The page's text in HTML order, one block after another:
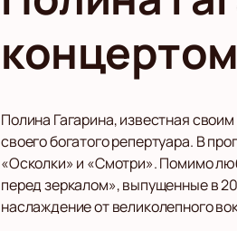
Полина Гагарина, известная
своего богатого репертуара. В
«Осколки» и «Смотри». Помимо
перед зеркалом», выпущенные в
наслаждение от великолепного